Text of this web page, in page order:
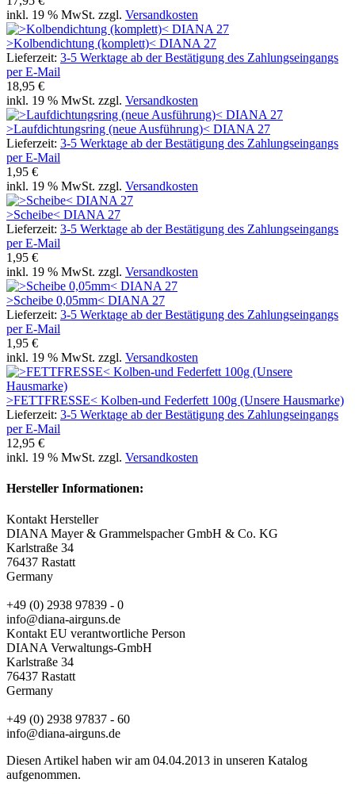
inkl. 19 % MwSt. zzgl. Versandkosten
>Kolbendichtung (komplett)< DIANA 27
Lieferzeit: 3-5 Werktage ab der Bestätigung des Zahlungseingangs
per E-Mail
18,95 €
inkl. 19 % MwSt. zzgl. Versandkosten
>Laufdichtungsring (neue Ausführung)< DIANA 27
Lieferzeit: 3-5 Werktage ab der Bestätigung des Zahlungseingangs
per E-Mail
1,95 €
inkl. 19 % MwSt. zzgl. Versandkosten
>Scheibe< DIANA 27
Lieferzeit: 3-5 Werktage ab der Bestätigung des Zahlungseingangs
per E-Mail
1,95 €
inkl. 19 % MwSt. zzgl. Versandkosten
>Scheibe 0,05mm< DIANA 27
Lieferzeit: 3-5 Werktage ab der Bestätigung des Zahlungseingangs
per E-Mail
1,95 €
inkl. 19 % MwSt. zzgl. Versandkosten
>FETTFRESSE< Kolben-und Federfett 100g (Unsere Hausmarke)
Lieferzeit: 3-5 Werktage ab der Bestätigung des Zahlungseingangs
per E-Mail
12,95 €
inkl. 19 % MwSt. zzgl. Versandkosten
Hersteller Informationen:
Kontakt Hersteller
DIANA Mayer & Grammelspacher GmbH & Co. KG
Karlstraße 34
76437 Rastatt
Germany
+49 (0) 2938 97839 - 0
info@diana-airguns.de
Kontakt EU verantwortliche Person
DIANA Verwaltungs-GmbH
Karlstraße 34
76437 Rastatt
Germany
+49 (0) 2938 97837 - 60
info@diana-airguns.de
Diesen Artikel haben wir am 04.04.2013 in unseren Katalog
aufgenommen.